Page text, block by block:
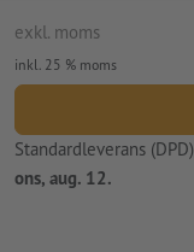
exkl. moms
inkl. 25 % moms
Standardleverans (DPD)
ons, aug. 12.